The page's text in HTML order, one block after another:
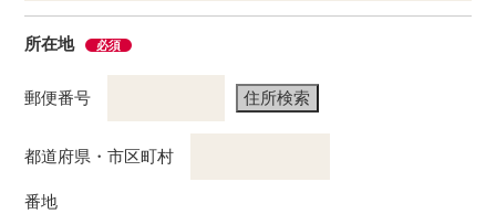
所在地 必須
郵便番号
都道府県・市区町村
番地